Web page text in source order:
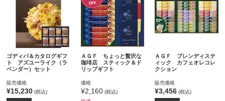
ゴディバ＆カタログギフ
ト アズユーライク（ラ
ベンダー）セット
販売価格
¥15,230 (税込)
ＡＧＦ ちょっと贅沢な
珈琲店 スティック＆ド
リップギフト
価格
¥2,160(税込)
ＡＧＦ ブレンディステ
ィック カフェオレコレ
クション
販売価格
¥3,456 (税込)